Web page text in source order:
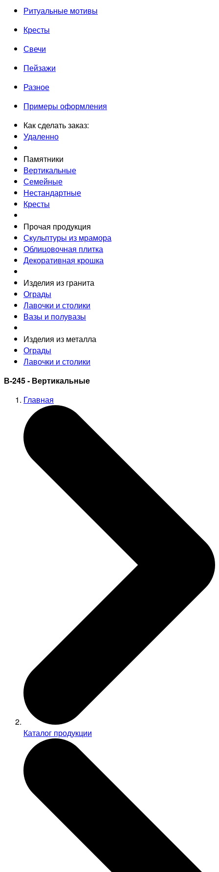
Ритуальные мотивы
Кресты
Свечи
Пейзажи
Разное
Примеры оформления
Как сделать заказ:
Удаленно
Памятники
Вертикальные
Семейные
Нестандартные
Кресты
Прочая продукция
Скульптуры из мрамора
Облицовочная плитка
Декоративная крошка
Изделия из гранита
Ограды
Лавочки и столики
Вазы и полувазы
Изделия из металла
Ограды
Лавочки и столики
В-245 - Вертикальные
Главная
Каталог продукции